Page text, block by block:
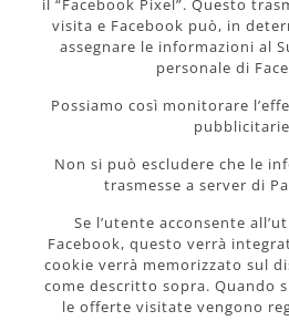
il “Facebook Pixel”. Questo
visita e Facebook può, in
assegnare le informazioni al
personale di
Possiamo così monitorare
Non si può escludere che le
trasmesse a server di
Se l’utente acconsente
Facebook, questo verrà
cookie verrà memorizzato sul
come descritto sopra. Quando
le offerte visitate vengono